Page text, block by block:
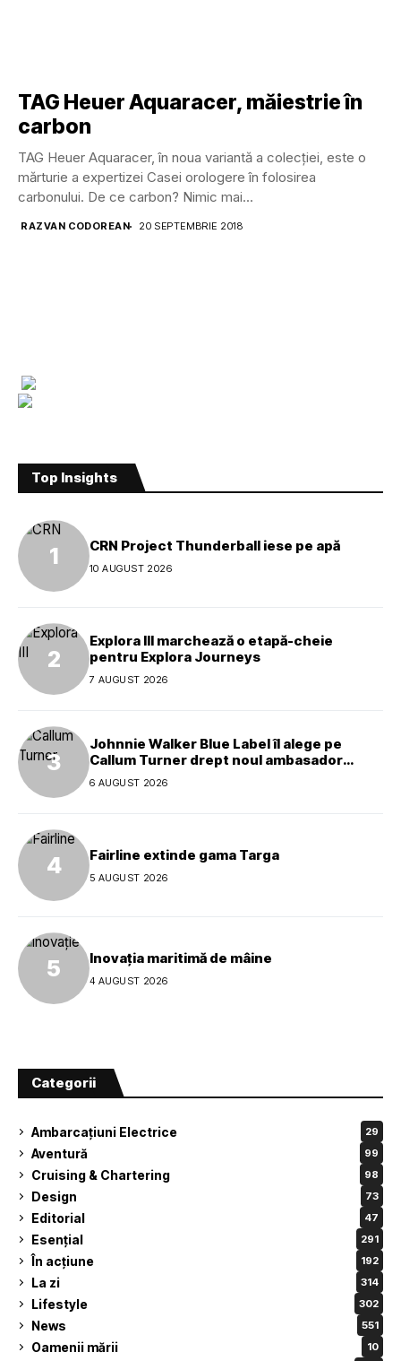
TAG Heuer Aquaracer, măiestrie în
carbon
TAG Heuer Aquaracer, în noua variantă a colecției, este o
mărturie a expertizei Casei orologere în folosirea
carbonului. De ce carbon? Nimic mai...
RAZVAN CODOREAN 20 SEPTEMBRIE 2018
Top Insights
CRN Project Thunderball iese pe apă
10 AUGUST 2026
Explora III marchează o etapă-cheie
pentru Explora Journeys
7 AUGUST 2026
Johnnie Walker Blue Label îl alege pe
Callum Turner drept noul ambasador
global al mărcii
6 AUGUST 2026
Fairline extinde gama Targa
5 AUGUST 2026
Inovația maritimă de mâine
4 AUGUST 2026
Categorii
Ambarcațiuni Electrice 29
Aventură 99
Cruising & Chartering 98
Design 73
Editorial 47
Esențial 291
În acțiune 192
La zi 314
Lifestyle 302
News 551
Oamenii mării 10